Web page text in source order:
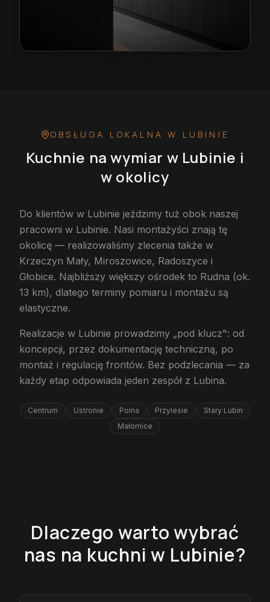
OBSŁUGA LOKALNAW LUBINIE
Kuchnie na wymiar w Lubinie i
w okolicy
Do klientów w Lubinie jeździmy tuż obok naszej
pracowni w Lubinie. Nasi montażyści znają tę
okolicę — realizowaliśmy zlecenia także w
Krzeczyn Mały, Miroszowice, Radoszyce i
Głobice. Najbliższy większy ośrodek to Rudna (ok.
13 km), dlatego terminy pomiaru i montażu są
elastyczne.
Realizacje w Lubinie prowadzimy „pod klucz": od
koncepcji, przez dokumentację techniczną, po
montaż i regulację frontów. Bez podzlecania — za
każdy etap odpowiada jeden zespół z Lubina.
Centrum Ustronie Polna Przylesie
Stary Lubin
Małomice
Dlaczego warto wybrać
nas na kuchni w Lubinie?